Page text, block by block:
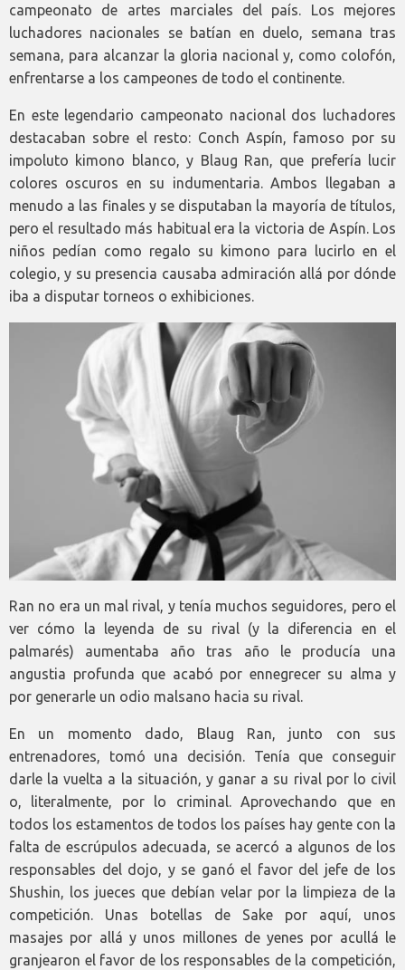
campeonato de artes marciales del país. Los mejores
luchadores nacionales se batían en duelo, semana tras
semana, para alcanzar la gloria nacional y, como colofón,
enfrentarse a los campeones de todo el continente.
En este legendario campeonato nacional dos luchadores
destacaban sobre el resto: Conch Aspín, famoso por su
impoluto kimono blanco, y Blaug Ran, que prefería lucir
colores oscuros en su indumentaria. Ambos llegaban a
menudo a las finales y se disputaban la mayoría de títulos,
pero el resultado más habitual era la victoria de Aspín. Los
niños pedían como regalo su kimono para lucirlo en el
colegio, y su presencia causaba admiración allá por dónde
iba a disputar torneos o exhibiciones.
Ran no era un mal rival, y tenía muchos seguidores, pero el
ver cómo la leyenda de su rival (y la diferencia en el
palmarés) aumentaba año tras año le producía una
angustia profunda que acabó por ennegrecer su alma y
por generarle un odio malsano hacia su rival.
En un momento dado, Blaug Ran, junto con sus
entrenadores, tomó una decisión. Tenía que conseguir
darle la vuelta a la situación, y ganar a su rival por lo civil
o, literalmente, por lo criminal. Aprovechando que en
todos los estamentos de todos los países hay gente con la
falta de escrúpulos adecuada, se acercó a algunos de los
responsables del dojo, y se ganó el favor del jefe de los
Shushin, los jueces que debían velar por la limpieza de la
competición. Unas botellas de Sake por aquí, unos
masajes por allá y unos millones de yenes por acullá le
granjearon el favor de los responsables de la competición,